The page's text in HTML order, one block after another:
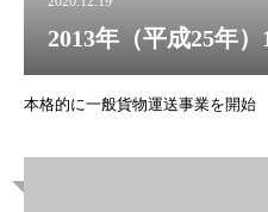
2013年（平成25年）
本格的に一般貨物運送事業を開始